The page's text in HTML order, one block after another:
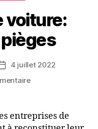
voiture:
Date4 juillet 2022
sur
voiture:
évitez
entreprises de